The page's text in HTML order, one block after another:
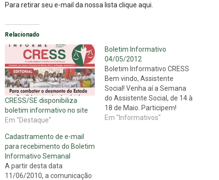
Para retirar seu e-mail da nossa lista clique aqui
Relacionado
CRESS/SE disponibiliza
boletim informativo no site
Em "Destaque"
Boletim Informativo
04/05/2012
Boletim Informativo CRESS
Bem vindo, Assistente
Social! Venha aí a Semana
do Assistente Social, de 14 à
18 de Maio. Participem!
Novidades mais recentes:
Em "Informativos"
Cadastramento de e-mail
para recebimento do Boletim
Informativo Semanal
A partir desta data
11/06/2010, a comunicação